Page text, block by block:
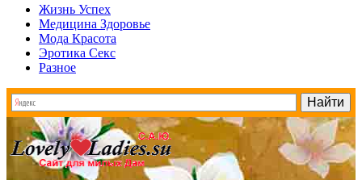
Жизнь Успех
Медицина Здоровье
Мода Красота
Эротика Секс
Разное